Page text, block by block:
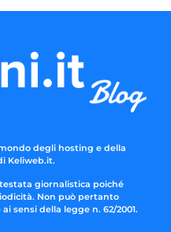
degli hosting e della
Keliweb.it.
giornalistica poiché
Non può pertanto
sensi della legge n. 62/2001.